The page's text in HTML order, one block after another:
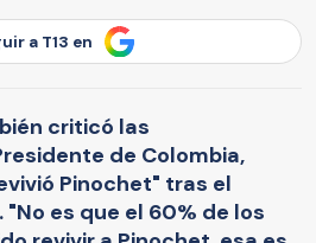
a T13 en
criticó las
de Colombia,
Pinochet" tras el
es que el 60% de los